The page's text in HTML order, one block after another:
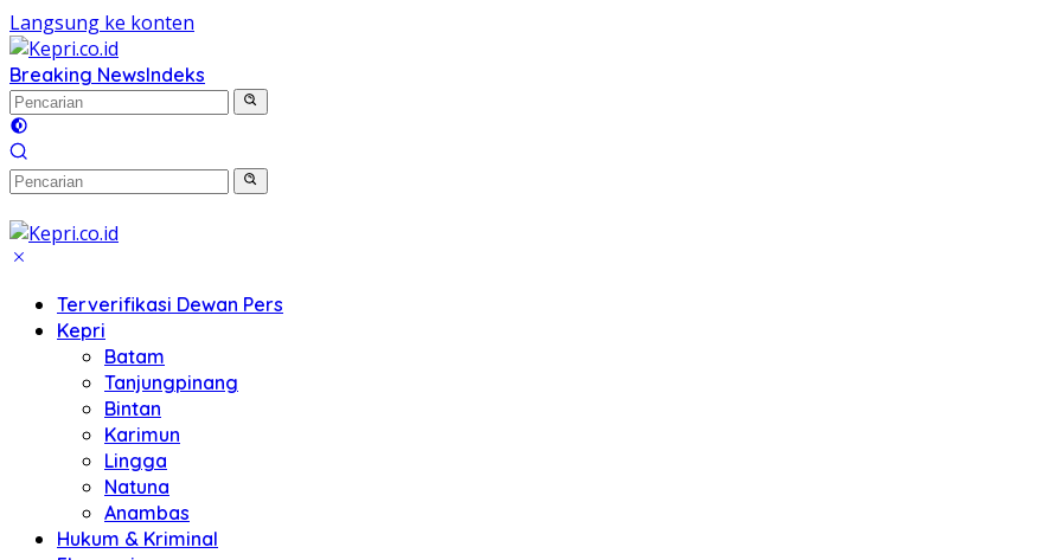
Langsung ke konten
Breaking NewsIndeks
Terverifikasi Dewan Pers
Kepri
Batam
Tanjungpinang
Bintan
Karimun
Lingga
Natuna
Anambas
Hukum & Kriminal